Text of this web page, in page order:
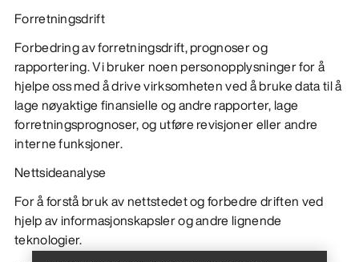
Finn butikk
Forretningsdrift
Forbedring av forretningsdrift, prognoser og
rapportering. Vi bruker noen personopplysninger for å
hjelpe oss med å drive virksomheten ved å bruke data til å
lage nøyaktige finansielle og andre rapporter, lage
forretningsprognoser, og utføre revisjoner eller andre
interne funksjoner.
Nettsideanalyse
For å forstå bruk av nettstedet og forbedre driften ved
hjelp av informasjonskapsler og andre lignende
teknologier.